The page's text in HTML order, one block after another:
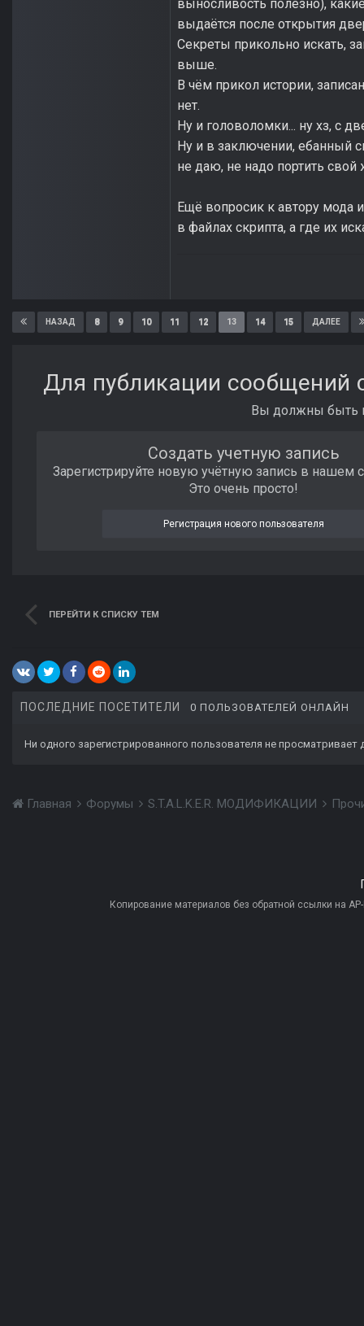
выносливость полезно),
выдаётся после открытия
Секреты прикольно искать,
выше.
В чём прикол истории,
нет.
Ну и головоломки... ну хз, с
Ну и в заключении, ебанный
не даю, не надо портить
Ещё вопросик к автору мода
в файлах скрипта, а где их
НАЗАД 8 9 10 11 12 13 14 15 ДАЛЕЕ
Для публикации сообщений
Вы должны быть
Создать учетную запись
Зарегистрируйте новую учётную запись в нашем
Это очень просто!
Регистрация нового пользователя
ПЕРЕЙТИ К СПИСКУ ТЕМ
ПОСЛЕДНИЕ ПОСЕТИТЕЛИ 0 ПОЛЬЗОВАТЕЛЕЙ ОНЛАЙН
Ни одного зарегистрированного пользователя не просматривает
Главная Форумы S.T.A.L.K.E.R. МОДИФИКАЦИИ
Копирование материалов без обратной ссылки на